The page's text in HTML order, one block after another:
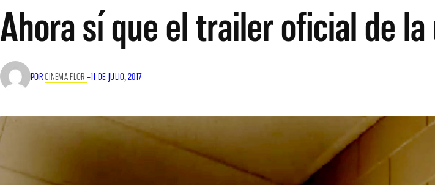
Ahora sí que el trailer oficial de
PORCINEMA FLOR –11 DE JULIO, 2017